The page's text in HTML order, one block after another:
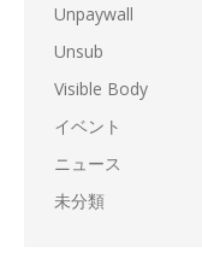
Unpaywall
Unsub
Visible Body
イベント
ニュース
未分類